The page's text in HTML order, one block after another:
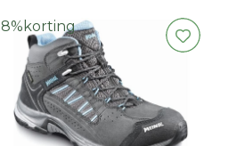
8% korting